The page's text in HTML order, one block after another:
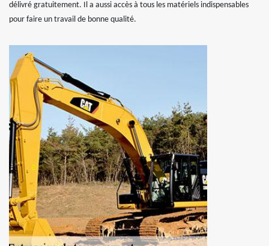
délivré gratuitement. Il a aussi accès à tous les matériels indispensables
pour faire un travail de bonne qualité.